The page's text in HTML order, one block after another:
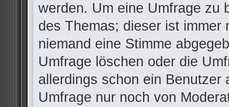
werden. Um eine Umfrage zu
des Themas; dieser ist immer
niemand eine Stimme
Umfrage löschen oder die
allerdings schon ein Benutzer
Umfrage nur noch von